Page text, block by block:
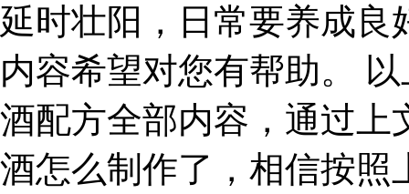
延时壮阳，日常要养成良
内容希望对您有帮助。
酒配方全部内容，通过上
酒怎么制作了，相信按照